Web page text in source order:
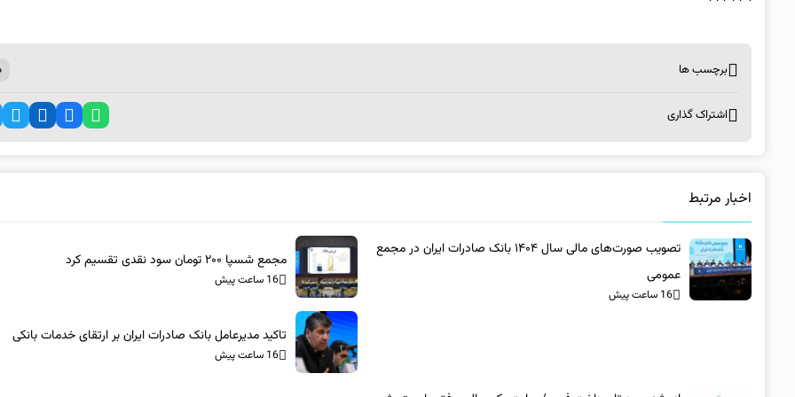
برچسب ها
اشتراک گذاری
اخبار مرتبط
تصویب صورت‌های مالی سال ۱۴۰۴ بانک صادرات ایران در مجمع
عمومی
16 ساعت پیش
مجمع شسپا ۲۰۰ تومان سود نقدی تقسیم کرد
16 ساعت پیش
تاکید مدیرعامل بانک صادرات ایران بر ارتقای خدمات بانکی​
16 ساعت پیش